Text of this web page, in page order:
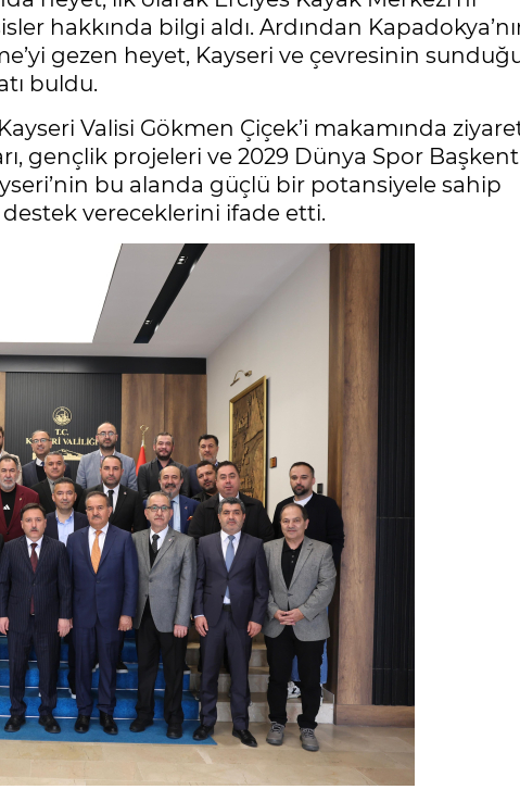
hakkında bilgi aldı. Ardından
gezen heyet, Kayseri ve çevresinin
buldu.
Valisi Gökmen Çiçek’i makamında
gençlik projeleri ve 2029 Dünya Spor
bu alanda güçlü bir potansiyele sahip
vereceklerini ifade etti.